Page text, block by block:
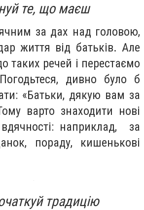
те, що маєш
за дах над головою,
життя від батьків. Але
таких речей і перестаємо
дивно було б
«Батьки, дякую вам за
варто знаходити нові
наприклад, за
пораду, кишенькові
традицію